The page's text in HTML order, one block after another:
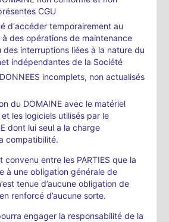
CGU
d'accéder temporairement au
à des opérations de maintenance
des interruptions liées à la nature du
indépendantes de la Société
incomplets, non actualisés
du DOMAINE avec le matériel
les logiciels utilisés par le
dont lui seul a la charge
compatibilité.
convenu entre les PARTIES que la
à une obligation générale de
tenue d’aucune obligation de
renforcé d’aucune sorte.
engager la responsabilité de la